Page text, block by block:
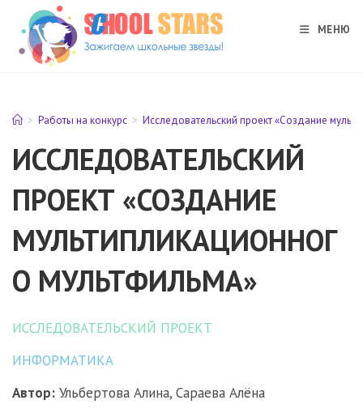
Перейти
содержимому
МЕНЮ
> Работы на конкурс > Исследовательский проект «Создание
ИССЛЕДОВАТЕЛЬСКИЙ
ПРОЕКТ «СОЗДАНИЕ
МУЛЬТИПЛИКАЦИОННОГ
О МУЛЬТФИЛЬМА»
ИССЛЕДОВАТЕЛЬСКИЙ ПРОЕКТ
ИНФОРМАТИКА
Автор: Ульбертова Алина, Сараева Алёна